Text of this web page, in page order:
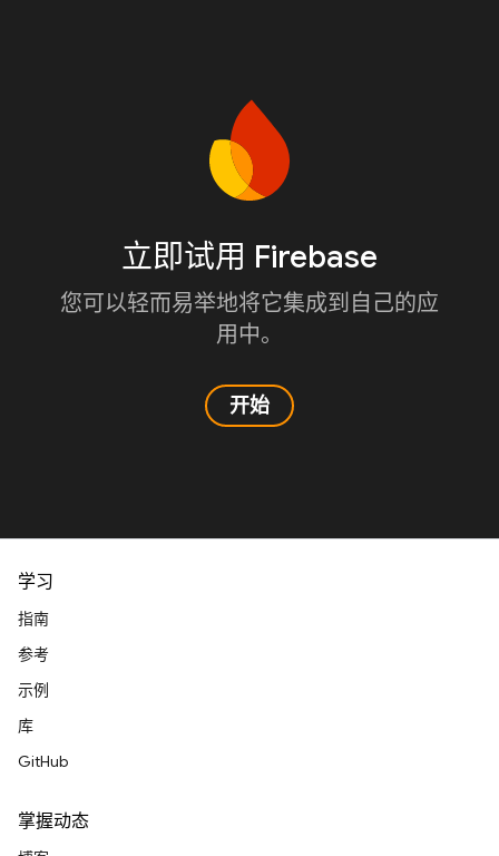
立即试用 Firebase
您可以轻而易举地将它集成到自己的应
用中。
开始
学习
指南
参考
示例
库
GitHub
掌握动态